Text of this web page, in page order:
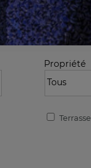
Propriété
Terrasse